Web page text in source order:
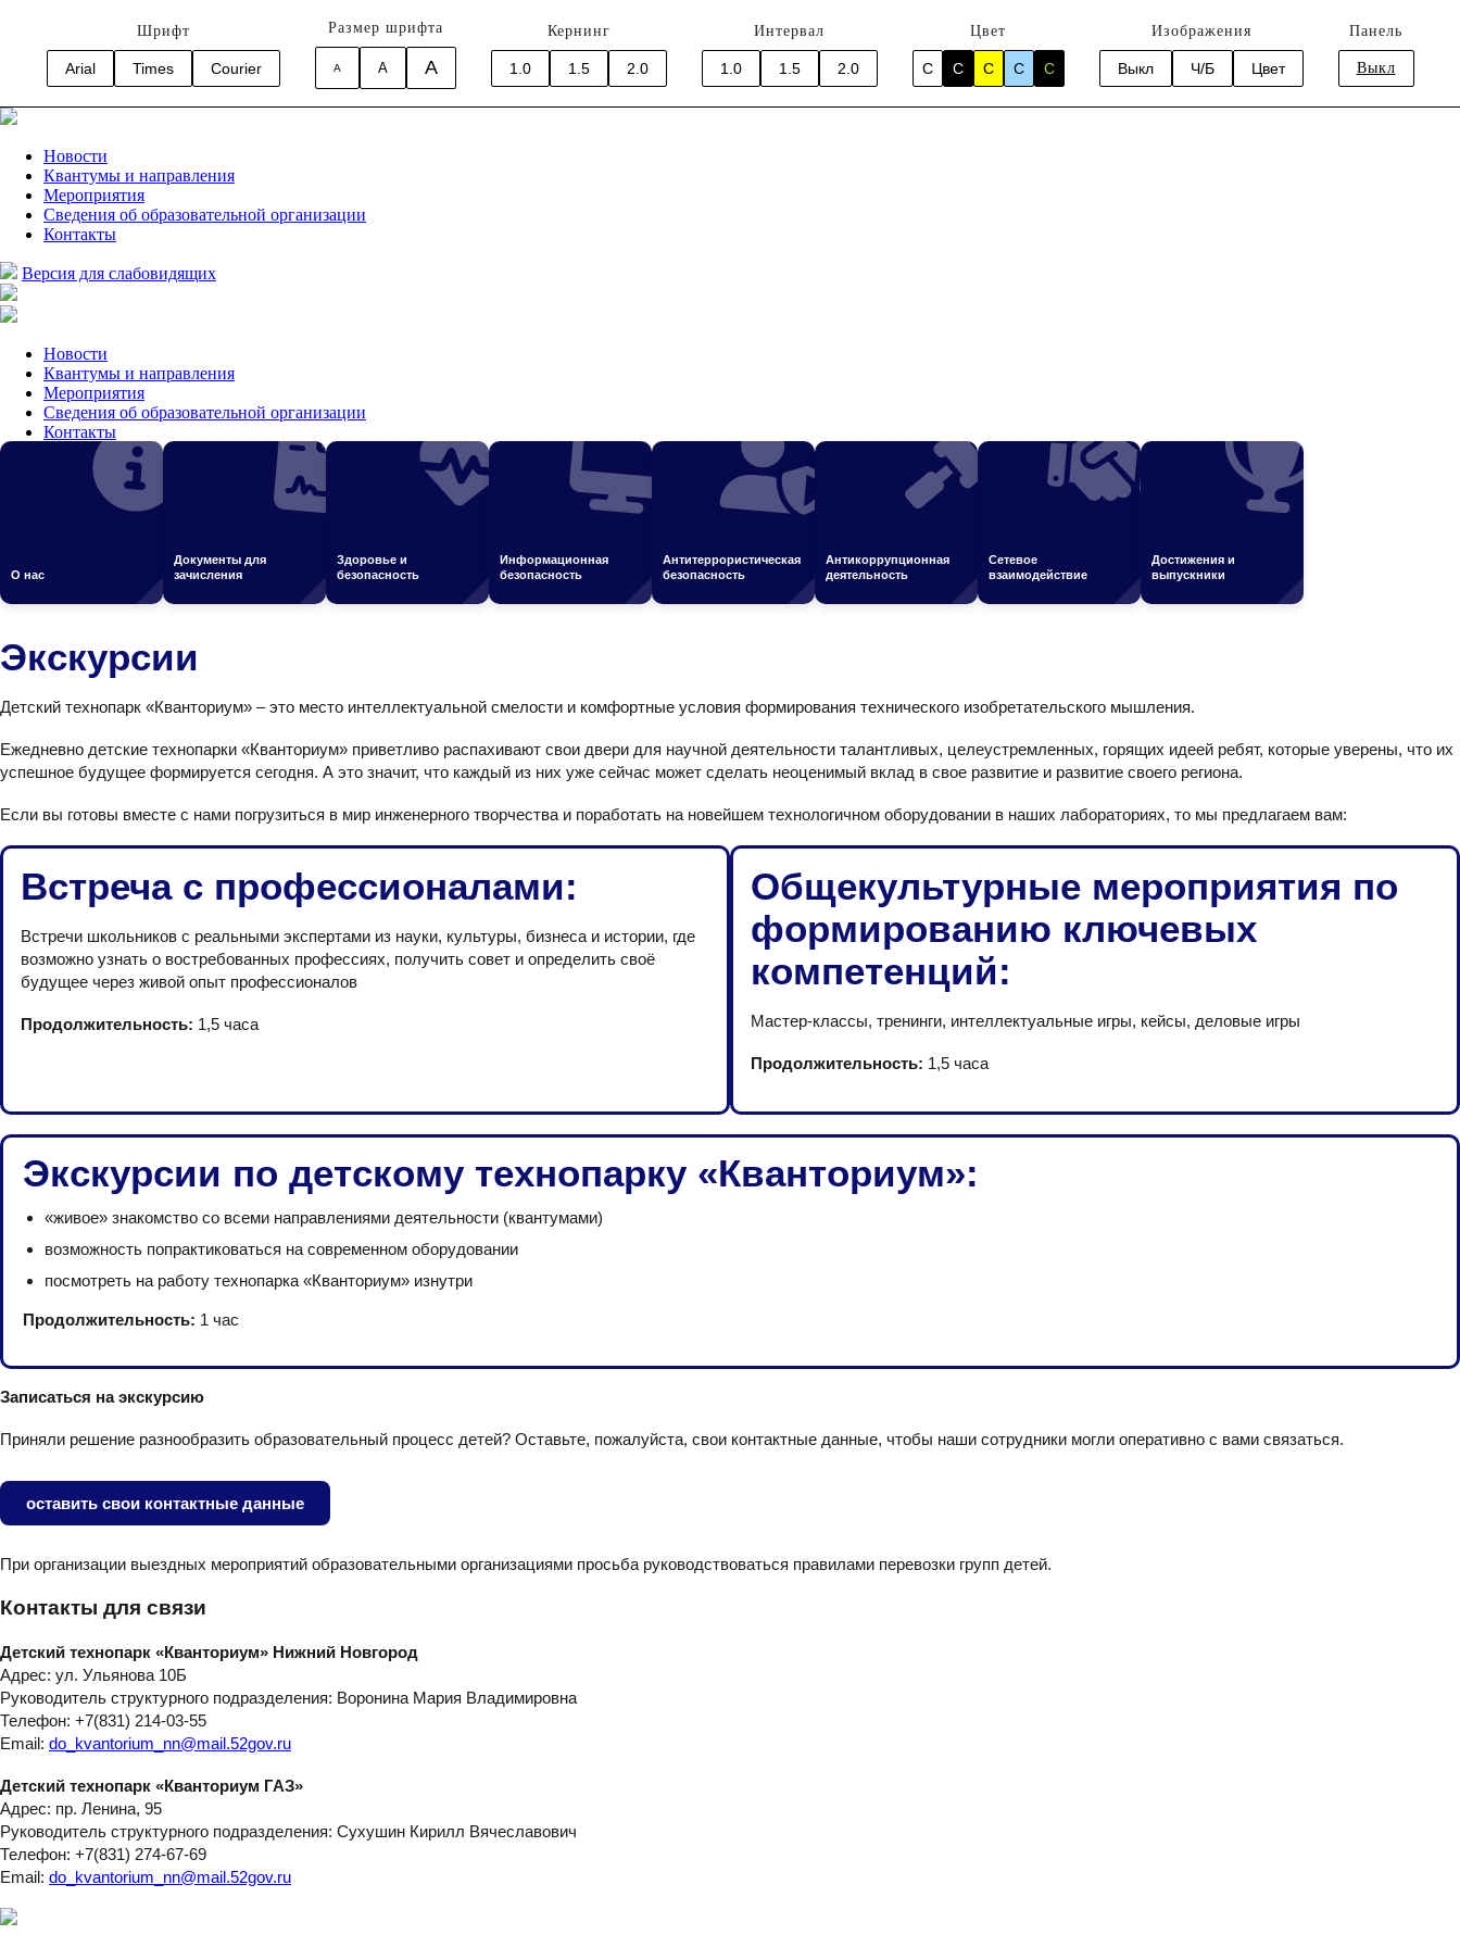
Шрифт
Arial Times Courier
Размер шрифта
A A A
Кернинг
1.0 1.5 2.0
Интервал
1.0 1.5 2.0
Цвет
C C C C C
Изображения
Выкл Ч/Б Цвет
Панель
Выкл
Новости
Квантумы и направления
Мероприятия
Сведения об образовательной организации
Контакты
Версия для слабовидящих
Новости
Квантумы и направления
Мероприятия
Сведения об образовательной организации
Контакты
Версия для слабовидящих
О нас
Документы для
зачисления
Здоровье и
безопасность
Информационная
безопасность
Антитеррористическая
безопасность
Антикоррупционная
деятельность
Сетевое
взаимодействие
Достижения и
выпускники
Экскурсии
Детский технопарк «Кванториум» – это место интеллектуальной смелости и комфортные условия формирования технического изобретательского мышления.
Ежедневно детские технопарки «Кванториум» приветливо распахивают свои двери для научной деятельности талантливых, целеустремленных, горящих идеей ребят, которые уверены, что их
успешное будущее формируется сегодня. А это значит, что каждый из них уже сейчас может сделать неоценимый вклад в свое развитие и развитие своего региона.
Если вы готовы вместе с нами погрузиться в мир инженерного творчества и поработать на новейшем технологичном оборудовании в наших лабораториях, то мы предлагаем вам:
Встреча с профессионалами:
Встречи школьников с реальными экспертами из науки, культуры, бизнеса и истории, где
возможно узнать о востребованных профессиях, получить совет и определить своё
будущее через живой опыт профессионалов
Продолжительность: 1,5 часа
Общекультурные мероприятия по
формированию ключевых
компетенций:
Мастер-классы, тренинги, интеллектуальные игры, кейсы, деловые игры
Продолжительность: 1,5 часа
Экскурсии по детскому технопарку «Кванториум»:
«живое» знакомство со всеми направлениями деятельности (квантумами)
возможность попрактиковаться на современном оборудовании
посмотреть на работу технопарка «Кванториум» изнутри
Продолжительность: 1 час
Записаться на экскурсию
Приняли решение разнообразить образовательный процесс детей? Оставьте, пожалуйста, свои контактные данные, чтобы наши сотрудники могли оперативно с вами связаться.
оставить свои контактные данные
При организации выездных мероприятий образовательными организациями просьба руководствоваться правилами перевозки групп детей.
Контакты для связи
Детский технопарк «Кванториум» Нижний Новгород
Адрес: ул. Ульянова 10Б
Руководитель структурного подразделения: Воронина Мария Владимировна
Телефон: +7(831) 214-03-55
Email: do_kvantorium_nn@mail.52gov.ru
Детский технопарк «Кванториум ГАЗ»
Адрес: пр. Ленина, 95
Руководитель структурного подразделения: Сухушин Кирилл Вячеславович
Телефон: +7(831) 274-67-69
Email: do_kvantorium_nn@mail.52gov.ru